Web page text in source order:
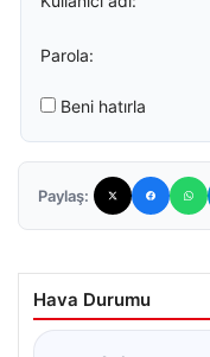
Parola:
Beni hatırla
Paylaş:
Hava Durumu